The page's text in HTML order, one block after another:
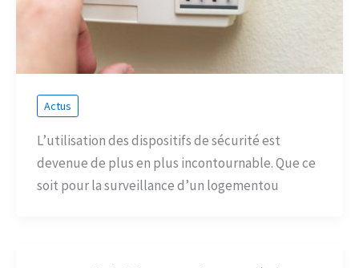
Actus
L’utilisation des dispositifs de sécurité est
devenue de plus en plus incontournable. Que ce
soit pour la surveillance d’un logementou